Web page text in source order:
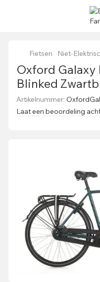
Fietsen Niet-
Oxford Galaxy
Blinked
Artikelnummer:
Laat een beoordeling